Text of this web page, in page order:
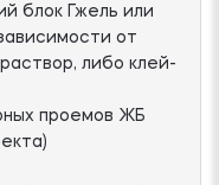
блок Гжель или
от
либо клей-
проемов ЖБ